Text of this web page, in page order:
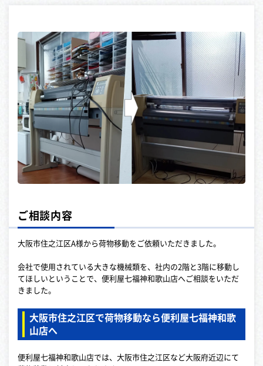
ご相談内容
大阪市住之江区A様から荷物移動をご依頼いただきました。
会社で使用されている大きな機械類を、社内の2階と3階に移動し
てほしいということで、便利屋七福神和歌山店へご相談をいただ
きました。
大阪市住之江区で荷物移動なら便利屋七福神和歌
山店へ
便利屋七福神和歌山店では、大阪市住之江区など大阪府近辺にて